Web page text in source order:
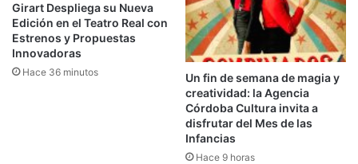
Girart Despliega su Nueva
Edición en el Teatro Real con
Estrenos y Propuestas
Innovadoras
Hace 36 minutos
Un fin de semana de magia y
creatividad: la Agencia
Córdoba Cultura invita a
disfrutar del Mes de las
Infancias
Hace 9 horas